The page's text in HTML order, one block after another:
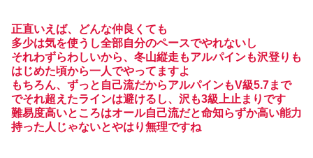
正直いえば、どんな仲良くても
多少は気を使うし全部自分のペースでやれないし
それわずらわしいから、冬山縦走もアルパインも沢登りも
はじめた頃から一人でやってますよ
もちろん、ずっと自己流だからアルパインもV級5.7まで
でそれ超えたラインは避けるし、沢も3級上止まりです
難易度高いところはオール自己流だと命知らずか高い能力
持った人じゃないとやはり無理ですね